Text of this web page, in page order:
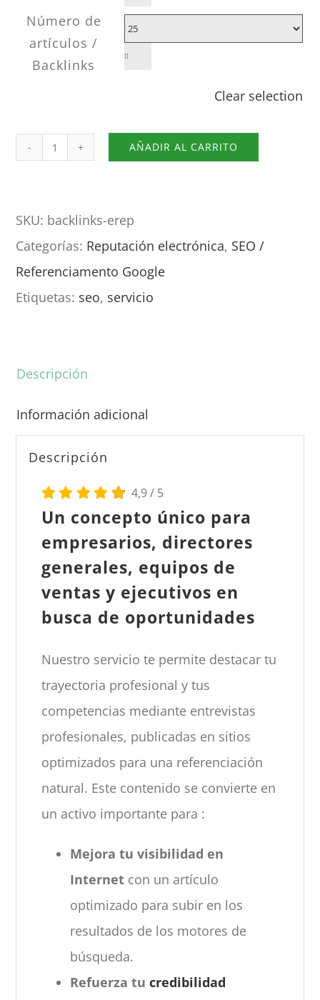
Número de
artículos /
Backlinks

Clear selection
Entrevistas
expertos
para
empleabilidad
cantidad
AÑADIR AL CARRITO
SKU: backlinks-erep
Categorías: Reputación electrónica, SEO /
Referenciamento Google
Etiquetas: seo, servicio
Descripción
Información adicional
Descripción
4,9/ 5
Un concepto único para
empresarios, directores
generales, equipos de
ventas y ejecutivos en
busca de oportunidades
Nuestro servicio te permite destacar tu
trayectoria profesional y tus
competencias mediante entrevistas
profesionales, publicadas en sitios
optimizados para una referenciación
natural. Este contenido se convierte en
un activo importante para :
Mejora tu visibilidad en
Internetcon un artículo
optimizado para subir en los
resultados de los motores de
búsqueda.
Refuerza tu credibilidad